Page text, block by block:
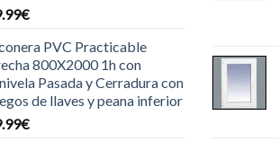
€
PVC Practicable
800X2000 1h con
Pasada y Cerradura con
de llaves y peana inferior
€